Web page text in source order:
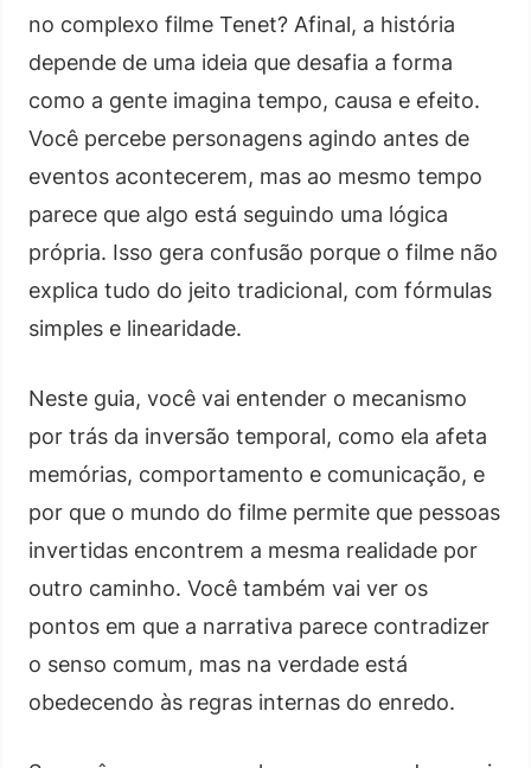
no complexo filme Tenet? Afinal, a história
depende de uma ideia que desafia a forma
como a gente imagina tempo, causa e efeito.
Você percebe personagens agindo antes de
eventos acontecerem, mas ao mesmo tempo
parece que algo está seguindo uma lógica
própria. Isso gera confusão porque o filme não
explica tudo do jeito tradicional, com fórmulas
simples e linearidade.
Neste guia, você vai entender o mecanismo
por trás da inversão temporal, como ela afeta
memórias, comportamento e comunicação, e
por que o mundo do filme permite que pessoas
invertidas encontrem a mesma realidade por
outro caminho. Você também vai ver os
pontos em que a narrativa parece contradizer
o senso comum, mas na verdade está
obedecendo às regras internas do enredo.